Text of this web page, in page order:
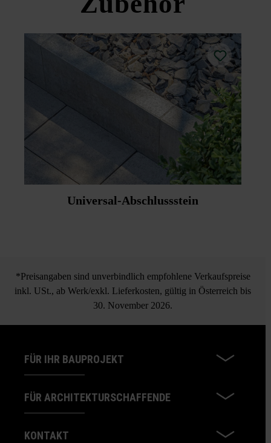
Universal-Abschlussstein
*Preisangaben sind unverbindlich empfohlene Verkaufspreise
inkl. USt., ab Werk/exkl. Lieferkosten, gültig in Österreich bis
30. November 2026.
FÜR IHR BAUPROJEKT
FÜR ARCHITEKTURSCHAFFENDE
KONTAKT